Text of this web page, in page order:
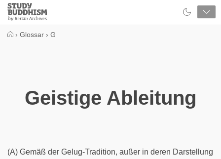
Close
Study
Buddhism
› Glossar › G
Geistige Ableitung
(A) Gemäß der Gelug-Tradition, außer in deren Darstellung